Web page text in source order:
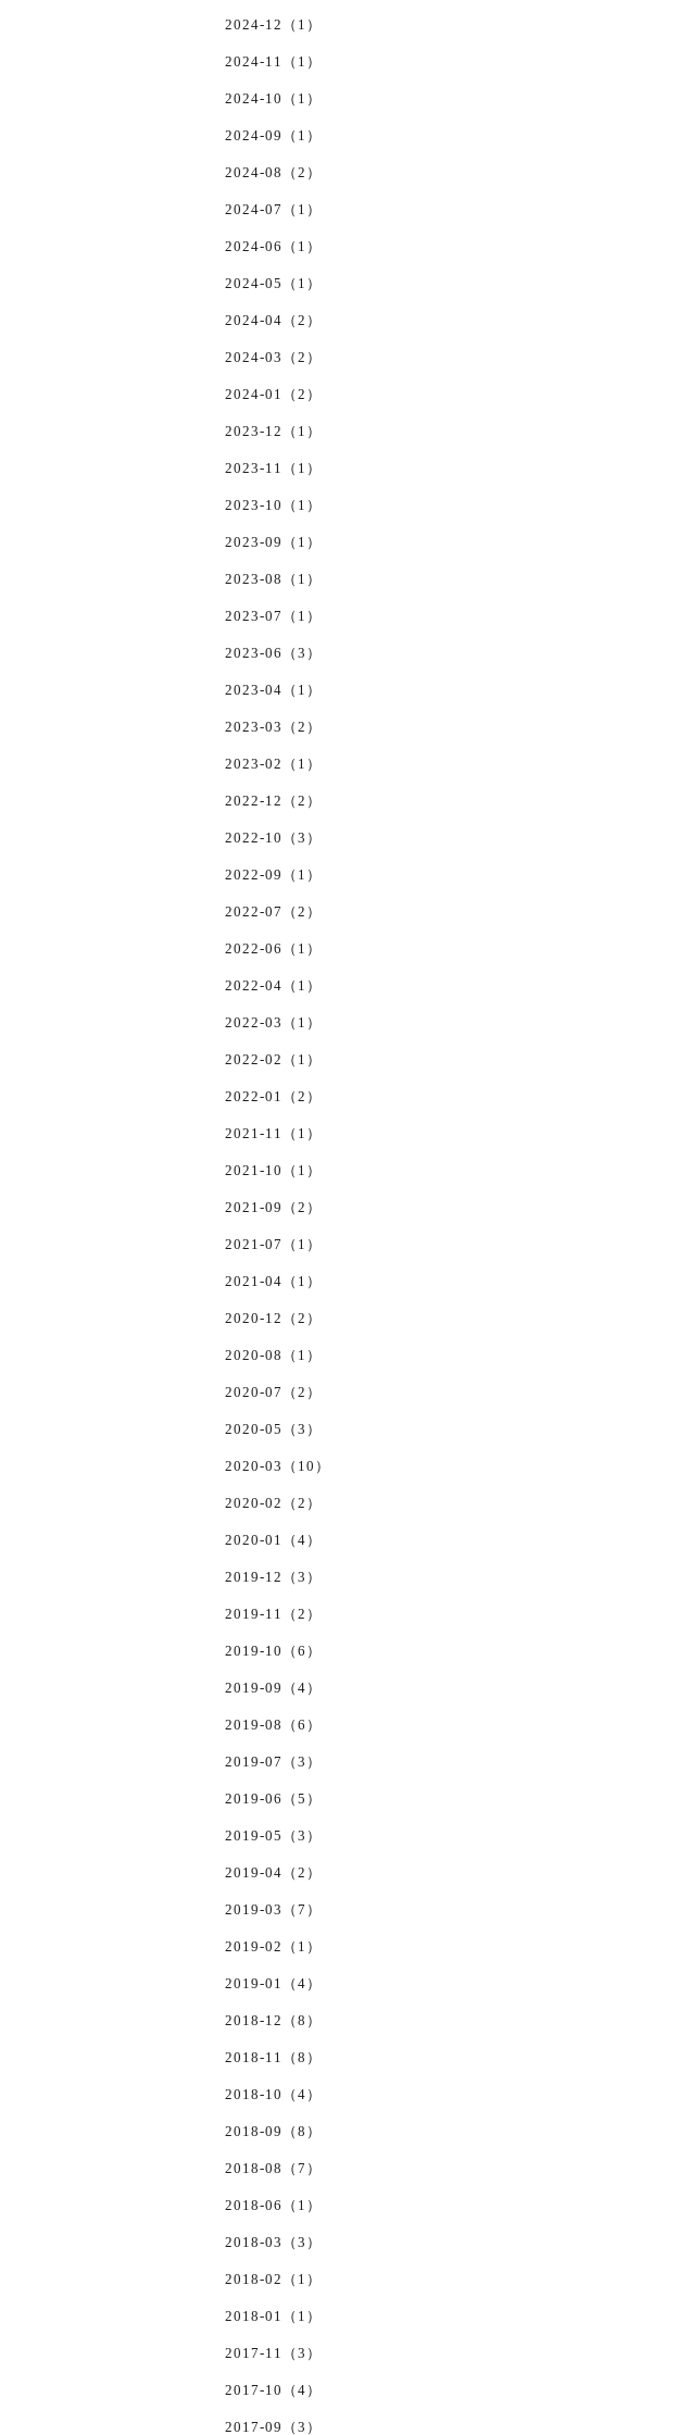
2024-12（1）
2024-11（1）
2024-10（1）
2024-09（1）
2024-08（2）
2024-07（1）
2024-06（1）
2024-05（1）
2024-04（2）
2024-03（2）
2024-01（2）
2023-12（1）
2023-11（1）
2023-10（1）
2023-09（1）
2023-08（1）
2023-07（1）
2023-06（3）
2023-04（1）
2023-03（2）
2023-02（1）
2022-12（2）
2022-10（3）
2022-09（1）
2022-07（2）
2022-06（1）
2022-04（1）
2022-03（1）
2022-02（1）
2022-01（2）
2021-11（1）
2021-10（1）
2021-09（2）
2021-07（1）
2021-04（1）
2020-12（2）
2020-08（1）
2020-07（2）
2020-05（3）
2020-03（10）
2020-02（2）
2020-01（4）
2019-12（3）
2019-11（2）
2019-10（6）
2019-09（4）
2019-08（6）
2019-07（3）
2019-06（5）
2019-05（3）
2019-04（2）
2019-03（7）
2019-02（1）
2019-01（4）
2018-12（8）
2018-11（8）
2018-10（4）
2018-09（8）
2018-08（7）
2018-06（1）
2018-03（3）
2018-02（1）
2018-01（1）
2017-11（3）
2017-10（4）
2017-09（3）